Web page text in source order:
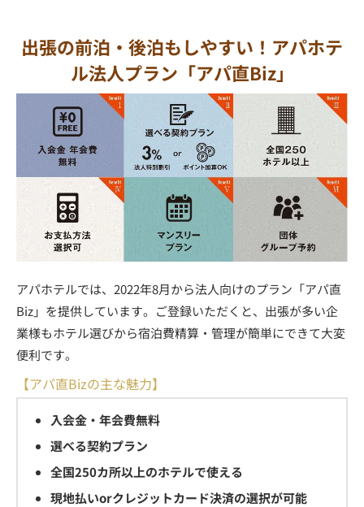
出張の前泊・後泊もしやすい！アパホテ
ル法人プラン「アパ直Biz」
アパホテルでは、2022年8月から法人向けのプラン「アパ直
Biz」を提供しています。ご登録いただくと、出張が多い企
業様もホテル選びから宿泊費精算・管理が簡単にできて大変
便利です。
【アパ直Bizの主な魅力】
入会金・年会費無料
選べる契約プラン
全国250カ所以上のホテルで使える
現地払いorクレジットカード決済の選択が可能